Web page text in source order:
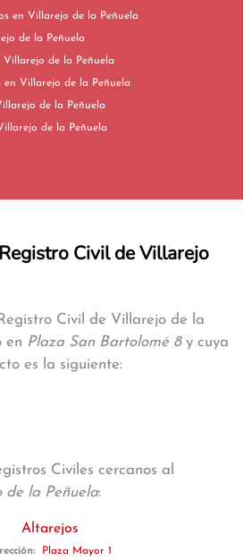
Herencia de Tíos a Sobrinos en Villarejo de la Peñuela
en Villarejo de la Peñuela
a la Herencia en Villarejo de la Peñuela
Legítimas en las Herencias en Villarejo de la Peñuela
de Herencia en Villarejo de la Peñuela
de Herencia en Villarejo de la Peñuela
Civil de Villarejo
Civil de Villarejo de la
en Plaza San Bartolomé 8y cuya
es la siguiente:
Civiles cercanos al
de la Peñuela:
Altarejos
Plaza Mayor 1